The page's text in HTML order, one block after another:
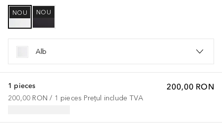
NOU NOU
Alb
200,00 RON
1 pieces
200,00 RON / 1 pieces Prețul include TVA